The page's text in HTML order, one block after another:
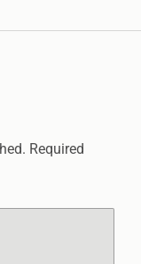
Required